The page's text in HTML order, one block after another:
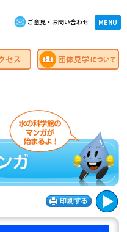
ご意見・お問い合わせ MENU
×close